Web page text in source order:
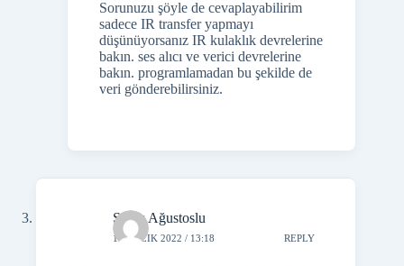
Sorunuzu şöyle de cevaplayabilirim
sadece IR transfer yapmayı
düşünüyorsanız IR kulaklık devrelerine
bakın. ses alıcı ve verici devrelerine
bakın. programlamadan bu şekilde de
veri gönderebilirsiniz.
Şafak Ağustoslu
1 ARALIK 2022 / 13:18 REPLY